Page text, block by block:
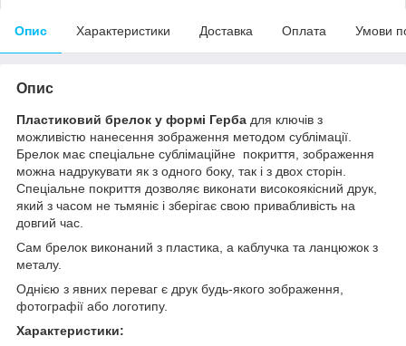
Опис Характеристики Доставка Оплата Умови
Опис
Пластиковий брелок у формі Герба для ключів з
можливістю нанесення зображення методом сублімації.
Брелок має спеціальне сублімаційне покриття, зображення
можна надрукувати як з одного боку, так і з двох сторін.
Спеціальне покриття дозволяє виконати високоякісний друк,
який з часом не тьмяніє і зберігає свою привабливість на
довгий час.
Сам брелок виконаний з пластика, а каблучка та ланцюжок з
металу.
Однією з явних переваг є друк будь-якого зображення,
фотографії або логотипу.
Характеристики: